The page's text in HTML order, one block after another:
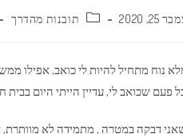
25, 2020 קטגוריה:
תובנות מהדרך
נוח מתחיל להיות לי כואב,
פעם שכואב לי, עדיין הייתי היום
דבקה במטרה , מתמידה לא מוותרת,